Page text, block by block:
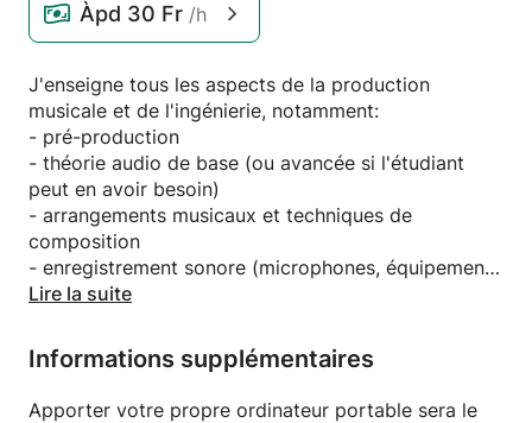
Àpd 30 Fr /h
J'enseigne tous les aspects de la production
musicale et de l'ingénierie, notamment:
- pré-production
- théorie audio de base (ou avancée si l'étudiant
peut en avoir besoin)
- arrangements musicaux et techniques de
composition
- enregistrement sonore (microphones, équipement,
instruments, consoles, mesures, etc.)
Logic Pro, Reaper, Reason)
- mélanger de la musique, maîtriser la musique
- normes audio modernes
Lire la suite
Informations supplémentaires
Apporter votre propre ordinateur portable sera le